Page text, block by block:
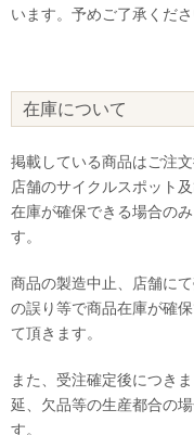
います。予めご了承くださ
在庫について
掲載している商品はご注
店舗のサイクルスポット
在庫が確保できる場合の
す。
商品の製造中止、店舗に
の誤り等で商品在庫が確
て頂きます。
また、受注確定後につき
延、欠品等の生産都合の
す。